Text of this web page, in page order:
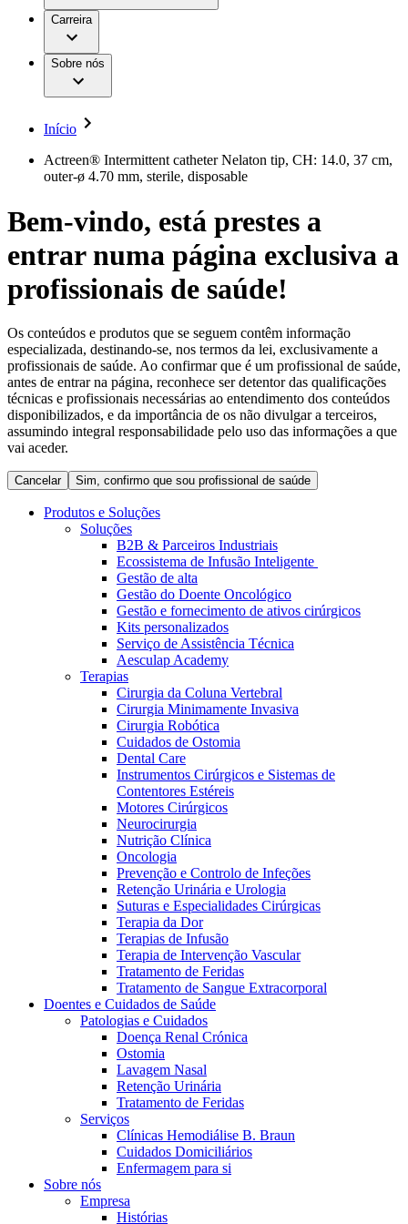
Aesculap Academy
Contentores Estéreis
Motores Cirúrgicos
Nutrição Clínica
Oncologia
Prevenção e Controlo de Infeções
Retenção Urinária e Urologia
Suturas e Especialidades Cirúrgicas
Terapia da Dor
Terapia de Intervenção Vascular
Tratamento de Feridas
Tratamento de Sangue Extracorporal
Soluções
Terapias
Catálogo de Produtos
Encontre o produto que procura. Visite o catálogo de produtos
da B. Braun com o nosso portfólio completo.
Patologias e Cuidados
Serviços
Cuidados Domiciliários
Coordenamos os seus cuidados médicos quando recebe alta
do hospital. Para mais informações, visite a nossa página de
cuidados domiciliários.
Trabalhar na B. Braun
Oportunidades de emprego
A nossa cultura
Vagas disponíveis
Descubra as tuas oportunidades de carreira na B. Braun.
Pesquise no nosso mercado de trabalho global por perfis de
trabalho interessantes.
Centro de Inovação
Responsabilidade
Acesso aos Cuidados de Saúde
Comunicados de Imprensa
Contactos
Formulário de Contacto
Localizações
Responsabilidade
Media
Contactos
Centro de Inovação
Vamos impulsionar juntos a inovação na tecnologia médica.
Saiba mais sobre o nosso centro de inovação e apresente a sua
Contactos
Em diálogo com a B. Braun. Entre em contacto connosco
Carreira
Sobre nós
Início
Actreen® Intermittent catheter Nelaton tip, CH: 14.0, 37 cm,
outer-ø 4.70 mm, sterile, disposable
Bem-vindo, está prestes a
entrar numa página exclusiva a
profissionais de saúde!
Os conteúdos e produtos que se seguem contêm informação
especializada, destinando-se, nos termos da lei, exclusivamente a
profissionais de saúde. Ao confirmar que é um profissional de saúde,
antes de entrar na página, reconhece ser detentor das qualificações
técnicas e profissionais necessárias ao entendimento dos conteúdos
disponibilizados, e da importância de os não divulgar a terceiros,
assumindo integral responsabilidade pelo uso das informações a que
vai aceder.
Cancelar Sim, confirmo que sou profissional de saúde
Produtos e Soluções
Soluções
B2B & Parceiros Industriais
Ecossistema de Infusão Inteligente
Gestão de alta
Gestão do Doente Oncológico
Gestão e fornecimento de ativos cirúrgicos
Kits personalizados
Serviço de Assistência Técnica
Aesculap Academy
Terapias
Cirurgia da Coluna Vertebral
Cirurgia Minimamente Invasiva
Cirurgia Robótica
Cuidados de Ostomia
Dental Care
Instrumentos Cirúrgicos e Sistemas de
Contentores Estéreis
Motores Cirúrgicos
Neurocirurgia
Nutrição Clínica
Oncologia
Prevenção e Controlo de Infeções
Retenção Urinária e Urologia
Suturas e Especialidades Cirúrgicas
Terapia da Dor
Terapias de Infusão
Terapia de Intervenção Vascular
Tratamento de Feridas
Tratamento de Sangue Extracorporal
Doentes e Cuidados de Saúde
Patologias e Cuidados
Doença Renal Crónica
Ostomia
Lavagem Nasal
Retenção Urinária
Tratamento de Feridas
Serviços
Clínicas Hemodiálise B. Braun
Cuidados Domiciliários
Enfermagem para si
Sobre nós
Empresa
Histórias